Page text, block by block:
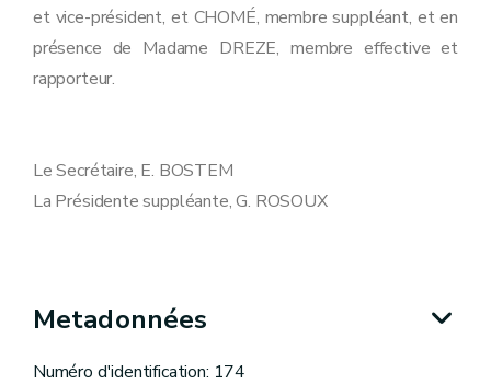
et vice-président, et CHOMÉ, membre suppléant, et en
présence de Madame DREZE, membre effective et
rapporteur.
Le Secrétaire, E. BOSTEM
La Présidente suppléante, G. ROSOUX
Metadonnées
Numéro d'identification: 174